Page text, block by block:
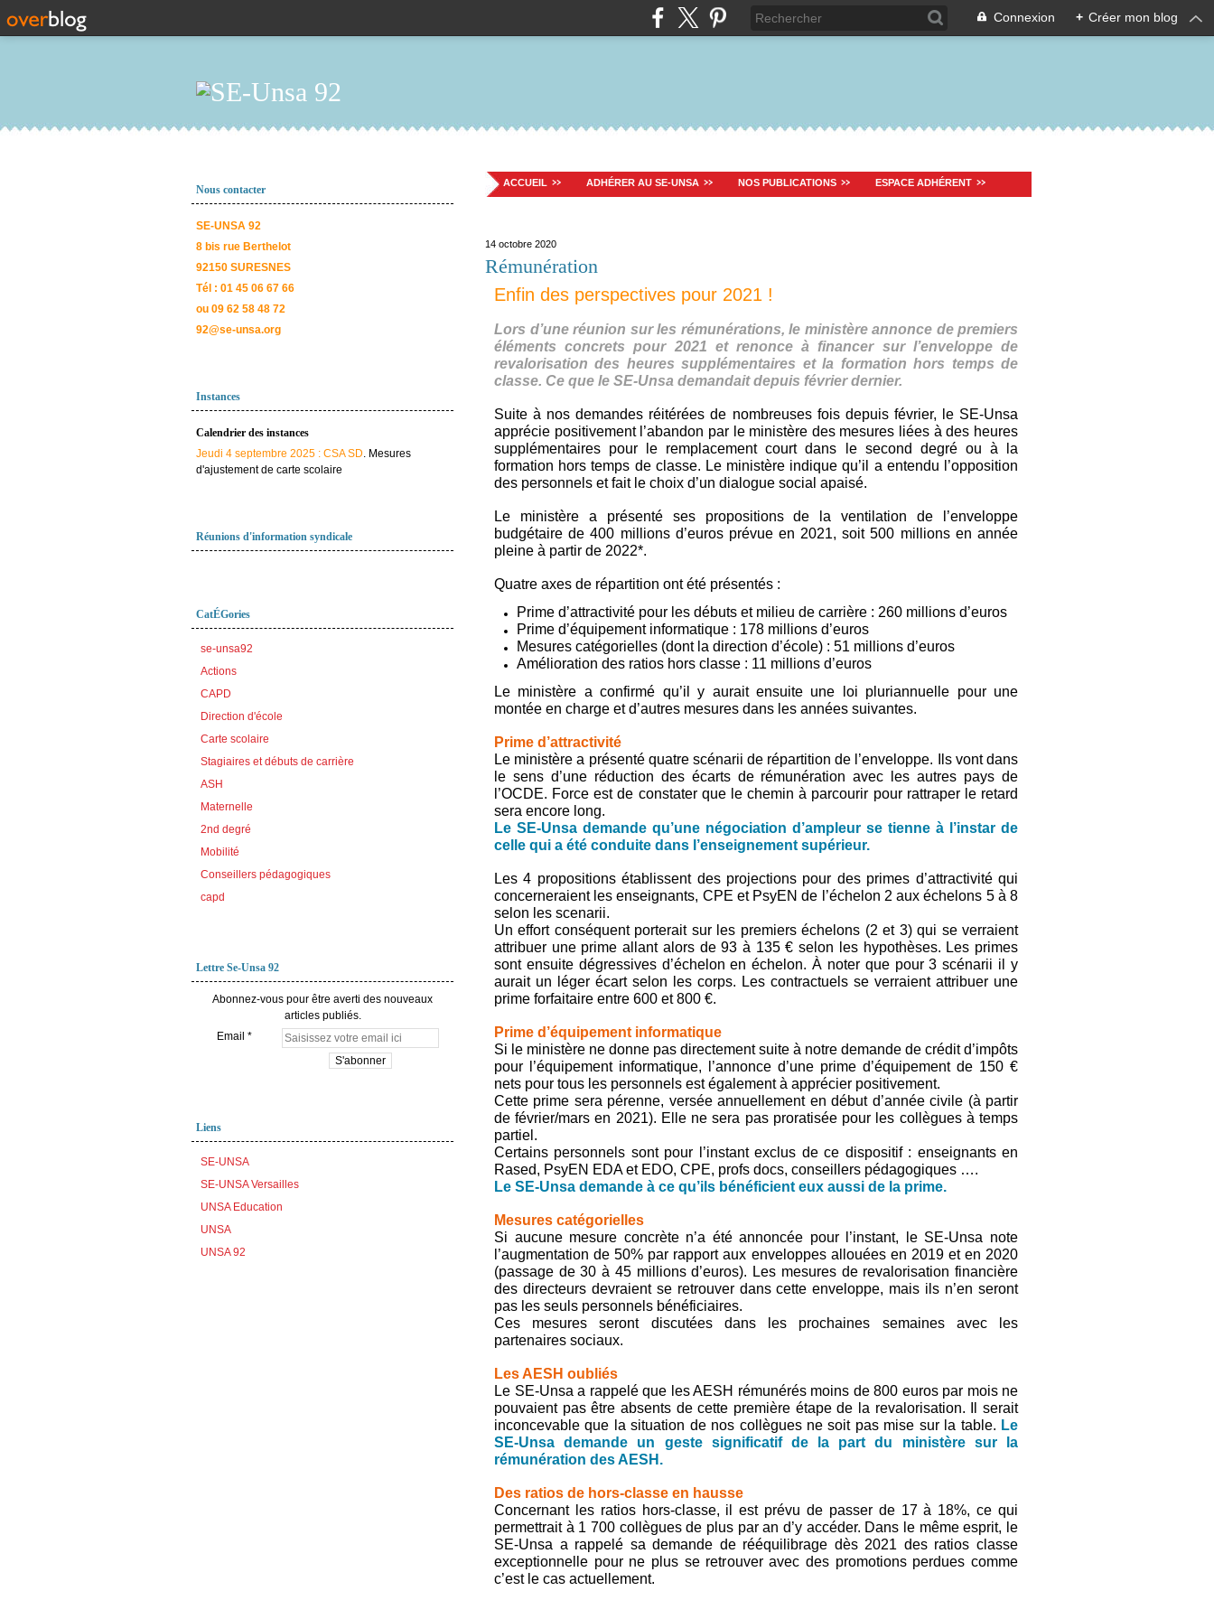
Connexion + Créer mon blog
Nous contacter
SE-UNSA 92
8 bis rue Berthelot
92150 SURESNES
Tél : 01 45 06 67 66
ou 09 62 58 48 72
92@se-unsa.org
Instances
Calendrier des instances
Jeudi 4 septembre 2025 : CSA SD. Mesures
d'ajustement de carte scolaire
Réunions d'information syndicale
CatÉGories
se-unsa92
Actions
CAPD
Direction d'école
Carte scolaire
Stagiaires et débuts de carrière
ASH
Maternelle
2nd degré
Mobilité
Conseillers pédagogiques
capd
Lettre Se-Unsa 92
Abonnez-vous pour être averti des nouveaux
articles publiés.
Email
Liens
SE-UNSA
SE-UNSA Versailles
UNSA Education
UNSA
UNSA 92
ACCUEIL ADHÉRER AU SE-UNSA NOS PUBLICATIONS ESPACE ADHÉRENT
14 octobre 2020
Rémunération
Enfin des perspectives pour 2021 !
Lors d’une réunion sur les rémunérations, le ministère annonce de premiers
éléments concrets pour 2021 et renonce à financer sur l’enveloppe de
revalorisation des heures supplémentaires et la formation hors temps de
classe. Ce que le SE-Unsa demandait depuis février dernier.
Suite à nos demandes réitérées de nombreuses fois depuis février, le SE-Unsa
apprécie positivement l’abandon par le ministère des mesures liées à des heures
supplémentaires pour le remplacement court dans le second degré ou à la
formation hors temps de classe. Le ministère indique qu’il a entendu l’opposition
des personnels et fait le choix d’un dialogue social apaisé.
Le ministère a présenté ses propositions de la ventilation de l’enveloppe
budgétaire de 400 millions d’euros prévue en 2021, soit 500 millions en année
pleine à partir de 2022*.
Quatre axes de répartition ont été présentés :
Prime d’attractivité pour les débuts et milieu de carrière : 260 millions d’euros
Prime d’équipement informatique : 178 millions d’euros
Mesures catégorielles (dont la direction d’école) : 51 millions d’euros
Amélioration des ratios hors classe : 11 millions d’euros
Le ministère a confirmé qu’il y aurait ensuite une loi pluriannuelle pour une
montée en charge et d’autres mesures dans les années suivantes.
Prime d’attractivité
Le ministère a présenté quatre scénarii de répartition de l’enveloppe. Ils vont dans
le sens d’une réduction des écarts de rémunération avec les autres pays de
l’OCDE. Force est de constater que le chemin à parcourir pour rattraper le retard
sera encore long.
Le SE-Unsa demande qu’une négociation d’ampleur se tienne à l’instar de
celle qui a été conduite dans l’enseignement supérieur.
Les 4 propositions établissent des projections pour des primes d’attractivité qui
concerneraient les enseignants, CPE et PsyEN de l’échelon 2 aux échelons 5 à 8
selon les scenarii.
Un effort conséquent porterait sur les premiers échelons (2 et 3) qui se verraient
attribuer une prime allant alors de 93 à 135 € selon les hypothèses. Les primes
sont ensuite dégressives d’échelon en échelon. À noter que pour 3 scénarii il y
aurait un léger écart selon les corps. Les contractuels se verraient attribuer une
prime forfaitaire entre 600 et 800 €.
Prime d’équipement informatique
Si le ministère ne donne pas directement suite à notre demande de crédit d’impôts
pour l’équipement informatique, l’annonce d’une prime d’équipement de 150 €
nets pour tous les personnels est également à apprécier positivement.
Cette prime sera pérenne, versée annuellement en début d’année civile (à partir
de février/mars en 2021). Elle ne sera pas proratisée pour les collègues à temps
partiel.
Certains personnels sont pour l’instant exclus de ce dispositif : enseignants en
Rased, PsyEN EDA et EDO, CPE, profs docs, conseillers pédagogiques ….
Le SE-Unsa demande à ce qu’ils bénéficient eux aussi de la prime.
Mesures catégorielles
Si aucune mesure concrète n’a été annoncée pour l’instant, le SE-Unsa note
l’augmentation de 50% par rapport aux enveloppes allouées en 2019 et en 2020
(passage de 30 à 45 millions d’euros). Les mesures de revalorisation financière
des directeurs devraient se retrouver dans cette enveloppe, mais ils n’en seront
pas les seuls personnels bénéficiaires.
Ces mesures seront discutées dans les prochaines semaines avec les
partenaires sociaux.
Les AESH oubliés
Le SE-Unsa a rappelé que les AESH rémunérés moins de 800 euros par mois ne
pouvaient pas être absents de cette première étape de la revalorisation. Il serait
inconcevable que la situation de nos collègues ne soit pas mise sur la table. Le
SE-Unsa demande un geste significatif de la part du ministère sur la
rémunération des AESH.
Des ratios de hors-classe en hausse
Concernant les ratios hors-classe, il est prévu de passer de 17 à 18%, ce qui
permettrait à 1 700 collègues de plus par an d’y accéder. Dans le même esprit, le
SE-Unsa a rappelé sa demande de rééquilibrage dès 2021 des ratios classe
exceptionnelle pour ne plus se retrouver avec des promotions perdues comme
c’est le cas actuellement.